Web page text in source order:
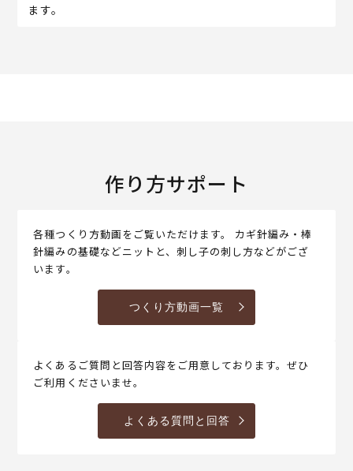
ます。
作り方サポート
各種つくり方動画をご覧いただけます。 カギ針編み・棒
針編みの基礎などニットと、刺し子の刺し方などがござ
います。
つくり方動画一覧
よくあるご質問と回答内容をご用意しております。ぜひ
ご利用くださいませ。
よくある質問と回答